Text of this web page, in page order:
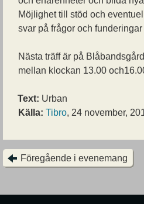
Möjlighet till stöd och
svar på frågor och
Nästa träff är på
mellan klockan 13.00
Text: Urban
Källa: Tibro, 24 november,
Föregående i evenemang